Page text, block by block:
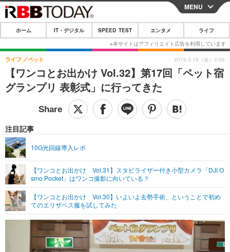
CLOSE
ホーム
IT・デジタル
IT・デジタルTOP スマートフォン
ガジェット・ツール
ショッピング その他
SPEED TEST
エンタメTOP 映画・ドラマ
グラビア
ショッピング その他
ライフTOP
その他
リリース一覧
プッシュ通知の停止方法
MENU
ホーム IT・デジタル SPEED TEST エンタメ ライフ
【ワンコとお出かけ Vol.32】第17回「ペット宿
グランプリ 表彰式」に行ってきた
ライフ ペット
注目記事
10G光回線導入レポ
【ワンコとお出かけ Vol.31】スタビライザー付き小型カメラ「DJI O
smo Pocket」はワンコ撮影に向いている？
【ワンコとお出かけ Vol.30】いよいよ去勢手術、ということで初め
てのエリザベス服を試してみた
2019.3.15（金）0:06